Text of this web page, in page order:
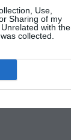
Use,
Sharing of my
with the
collected.